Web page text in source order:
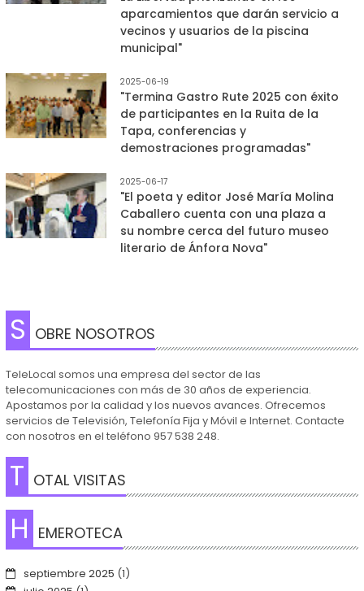
aparcamientos que darán servicio a
vecinos y usuarios de la piscina
municipal"
2025-06-19
"Termina Gastro Rute 2025 con éxito
de participantes en la Ruita de la
Tapa, conferencias y
demostraciones programadas"
2025-06-17
"El poeta y editor José María Molina
Caballero cuenta con una plaza a
su nombre cerca del futuro museo
literario de Ánfora Nova"
S OBRE NOSOTROS
TeleLocal somos una empresa del sector de las
telecomunicaciones con más de 30 años de experiencia.
Apostamos por la calidad y los nuevos avances. Ofrecemos
servicios de Televisión, Telefonía Fija y Móvil e Internet. Contacte
con nosotros en el teléfono 957 538 248.
T OTAL VISITAS
H EMEROTECA
septiembre 2025 (1)